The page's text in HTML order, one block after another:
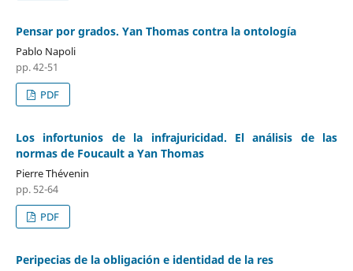
Pensar por grados. Yan Thomas contra la ontología
Pablo Napoli
pp. 42-51
PDF
Los infortunios de la infrajuricidad. El análisis de las
normas de Foucault a Yan Thomas
Pierre Thévenin
pp. 52-64
PDF
Peripecias de la obligación e identidad de la res